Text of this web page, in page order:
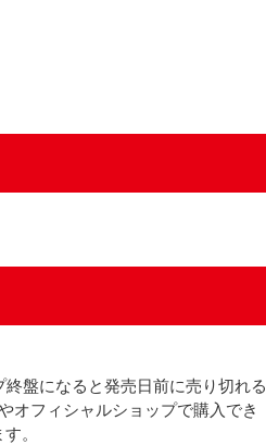
盤になると発売日前に売り切れる
オフィシャルショップで購入でき
。